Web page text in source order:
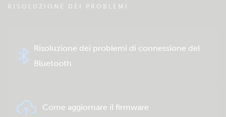
RISOLUZIONE DEI PROBLEMI
Risoluzione dei problemi di connessione del
Bluetooth
Come aggiornare il firmware